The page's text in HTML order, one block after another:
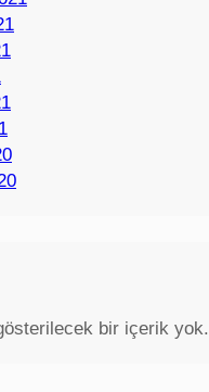
bir içerik yok.